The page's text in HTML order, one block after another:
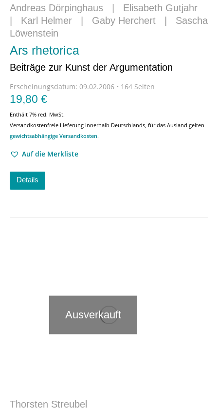
Andreas Dörpinghaus
Elisabeth Gutjahr
Karl Helmer Gaby Herchert
Sascha
Löwenstein
Ars rhetorica
Beiträge zur Kunst der Argumentation
Erscheinungsdatum: 09.02.2006 • 164 Seiten
19,80 €
Enthält 7% red. MwSt.
Versandkostenfreie Lieferung innerhalb Deutschlands, für das Ausland gelten
gewichtsabhängige Versandkosten.
Auf die Merkliste
Details
Ausverkauft
Thorsten Streubel